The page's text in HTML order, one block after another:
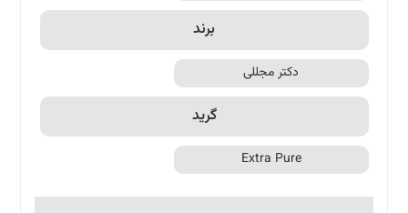
برند
دکتر مجللی
گرید
Extra Pure